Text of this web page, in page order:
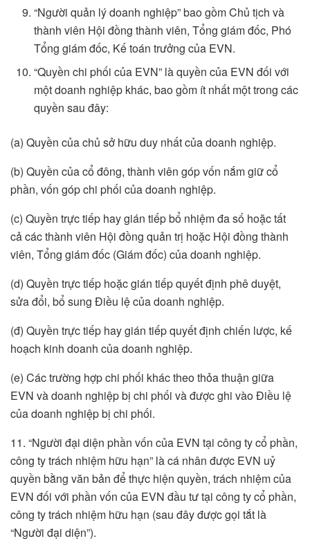
“Người quản lý doanh nghiệp” bao gồm Chủ tịch và
thành viên Hội đồng thành viên, Tổng giám đốc, Phó
Tổng giám đốc, Kế toán trưởng của EVN.
“Quyền chi phối của EVN” là quyền của EVN đối với
một doanh nghiệp khác, bao gồm ít nhất một trong các
quyền sau đây:
(a) Quyền của chủ sở hữu duy nhất của doanh nghiệp.
(b) Quyền của cổ đông, thành viên góp vốn nắm giữ cổ
phần, vốn góp chi phối của doanh nghiệp.
(c) Quyền trực tiếp hay gián tiếp bổ nhiệm đa số hoặc tất
cả các thành viên Hội đồng quản trị hoặc Hội đồng thành
viên, Tổng giám đốc (Giám đốc) của doanh nghiệp.
(d) Quyền trực tiếp hoặc gián tiếp quyết định phê duyệt,
sửa đổi, bổ sung Điều lệ của doanh nghiệp.
(đ) Quyền trực tiếp hay gián tiếp quyết định chiến lược, kế
hoạch kinh doanh của doanh nghiệp.
(e) Các trường hợp chi phối khác theo thỏa thuận giữa
EVN và doanh nghiệp bị chi phối và được ghi vào Điều lệ
của doanh nghiệp bị chi phối.
11. “Người đại diện phần vốn của EVN tại công ty cổ phần,
công ty trách nhiệm hữu hạn” là cá nhân được EVN uỷ
quyền bằng văn bản để thực hiện quyền, trách nhiệm của
EVN đối với phần vốn của EVN đầu tư tại công ty cổ phần,
công ty trách nhiệm hữu hạn (sau đây được gọi tắt là
“Người đại diện”).